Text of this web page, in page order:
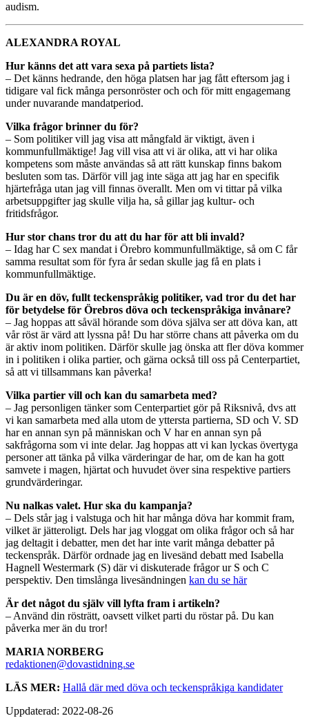
audism.
ALEXANDRA ROYAL
Hur känns det att vara sexa på partiets lista?
– Det känns hedrande, den höga platsen har jag fått eftersom jag i
tidigare val fick många personröster och och för mitt engagemang
under nuvarande mandatperiod.
Vilka frågor brinner du för?
– Som politiker vill jag visa att mångfald är viktigt, även i
kommunfullmäktige! Jag vill visa att vi är olika, att vi har olika
kompetens som måste användas så att rätt kunskap finns bakom
besluten som tas. Därför vill jag inte säga att jag har en specifik
hjärtefråga utan jag vill finnas överallt. Men om vi tittar på vilka
arbetsuppgifter jag skulle vilja ha, så gillar jag kultur- och
fritidsfrågor.
Hur stor chans tror du att du har för att bli invald?
– Idag har C sex mandat i Örebro kommunfullmäktige, så om C får
samma resultat som för fyra år sedan skulle jag få en plats i
kommunfullmäktige.
Du är en döv, fullt teckenspråkig politiker, vad tror du det har
för betydelse för Örebros döva och teckenspråkiga invånare?
– Jag hoppas att såväl hörande som döva själva ser att döva kan, att
vår röst är värd att lyssna på! Du har större chans att påverka om du
är aktiv inom politiken. Därför skulle jag önska att fler döva kommer
in i politiken i olika partier, och gärna också till oss på Centerpartiet,
så att vi tillsammans kan påverka!
Vilka partier vill och kan du samarbeta med?
– Jag personligen tänker som Centerpartiet gör på Riksnivå, dvs att
vi kan samarbeta med alla utom de yttersta partierna, SD och V. SD
har en annan syn på människan och V har en annan syn på
sakfrågorna som vi inte delar. Jag hoppas att vi kan lyckas övertyga
personer att tänka på vilka värderingar de har, om de kan ha gott
samvete i magen, hjärtat och huvudet över sina respektive partiers
grundvärderingar.
Nu nalkas valet. Hur ska du kampanja?
– Dels står jag i valstuga och hit har många döva har kommit fram,
vilket är jätteroligt. Dels har jag vloggat om olika frågor och så har
jag deltagit i debatter, men det har inte varit många debatter på
teckenspråk. Därför ordnade jag en livesänd debatt med Isabella
Hagnell Westermark (S) där vi diskuterade frågor ur S och C
perspektiv. Den timslånga livesändningen kan du se här
Är det något du själv vill lyfta fram i artikeln?
– Använd din rösträtt, oavsett vilket parti du röstar på. Du kan
påverka mer än du tror!
MARIA NORBERG
redaktionen@dovastidning.se
LÄS MER: Hallå där med döva och teckenspråkiga kandidater
Uppdaterad: 2022-08-26